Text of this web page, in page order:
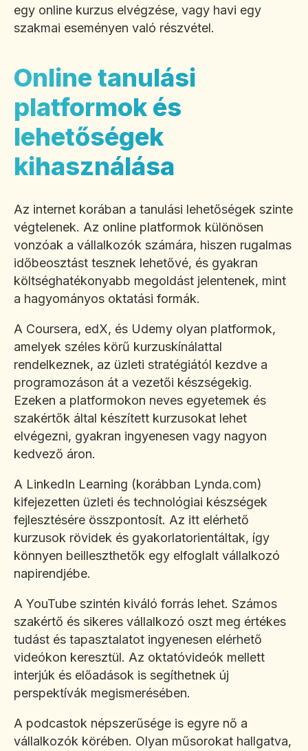
egy online kurzus elvégzése, vagy havi egy
szakmai eseményen való részvétel.
Online tanulási
platformok és
lehetőségek
kihasználása
Az internet korában a tanulási lehetőségek szinte
végtelenek. Az online platformok különösen
vonzóak a vállalkozók számára, hiszen rugalmas
időbeosztást tesznek lehetővé, és gyakran
költséghatékonyabb megoldást jelentenek, mint
a hagyományos oktatási formák.
A Coursera, edX, és Udemy olyan platformok,
amelyek széles körű kurzuskínálattal
rendelkeznek, az üzleti stratégiától kezdve a
programozáson át a vezetői készségekig.
Ezeken a platformokon neves egyetemek és
szakértők által készített kurzusokat lehet
elvégezni, gyakran ingyenesen vagy nagyon
kedvező áron.
A LinkedIn Learning (korábban Lynda.com)
kifejezetten üzleti és technológiai készségek
fejlesztésére összpontosít. Az itt elérhető
kurzusok rövidek és gyakorlatorientáltak, így
könnyen beilleszthetők egy elfoglalt vállalkozó
napirendjébe.
A YouTube szintén kiváló forrás lehet. Számos
szakértő és sikeres vállalkozó oszt meg értékes
tudást és tapasztalatot ingyenesen elérhető
videókon keresztül. Az oktatóvideók mellett
interjúk és előadások is segíthetnek új
perspektívák megismerésében.
A podcastok népszerűsége is egyre nő a
vállalkozók körében. Olyan műsorokat hallgatva,